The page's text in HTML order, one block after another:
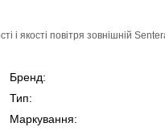
і якості повітря зовнішній
Бренд:
Тип:
Маркування: